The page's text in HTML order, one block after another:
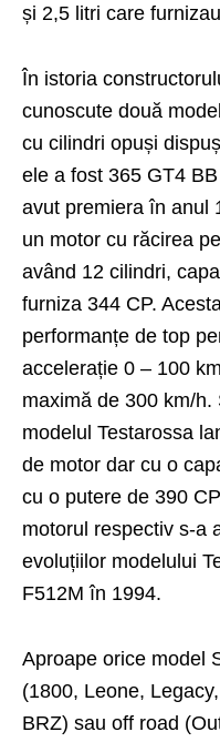
și 2,5 litri care
În istoria
cunoscute două
cu cilindri opuși
ele a fost 365 GT4
avut premiera în anul
un motor cu răcirea
având 12 cilindri,
furniza 344 CP.
performanțe de top
accelerație 0 – 100
maximă de 300 km/
modelul Testarossa
de motor dar cu o
cu o putere de 390
motorul respectiv s-a
evoluțiilor modelului
F512M în 1994.
Aproape orice model
(1800, Leone,
BRZ) sau off road